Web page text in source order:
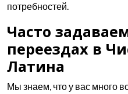
потребностей.
Часто
переездах в
Латина
Мы знаем, что у вас много